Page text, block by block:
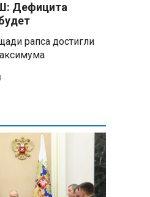
зарубежных
туристов
РФ: при
Анискино ВСУ
в плен
Лукашенко:
батьку» и
дома в
деревнях
Лукашенко назвал
торговли
Дефицита
рапса достигли